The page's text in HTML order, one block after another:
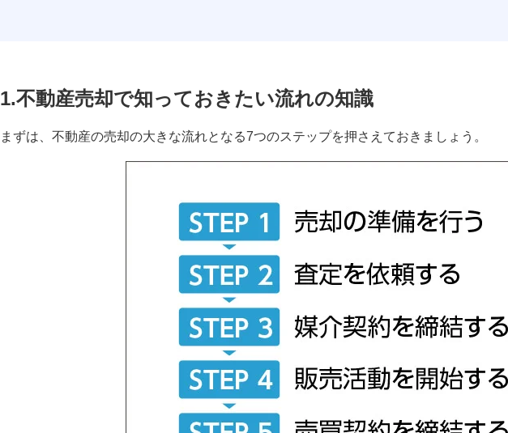
1.不動産売却で知っておきたい流れの知識
まずは、不動産の売却の大きな流れとなる7つのステップを押さえておきましょう。